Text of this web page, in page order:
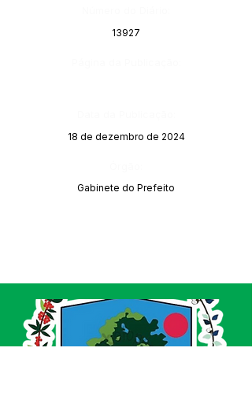
13927
18 de dezembro de 2024
Gabinete do Prefeito